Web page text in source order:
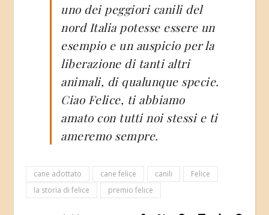
uno dei peggiori canili del
nord Italia potesse essere un
esempio e un auspicio per la
liberazione di tanti altri
animali, di qualunque specie.
Ciao Felice, ti abbiamo
amato con tutti noi stessi e ti
ameremo sempre.
cane adottato cane felice canili
Felice
la storia di felice
premio felice